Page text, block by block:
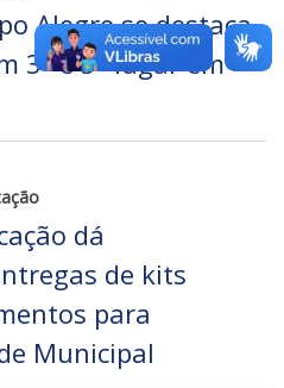
Alegre se destaca
3º e 5º lugar em
dá
de kits
para
Municipal